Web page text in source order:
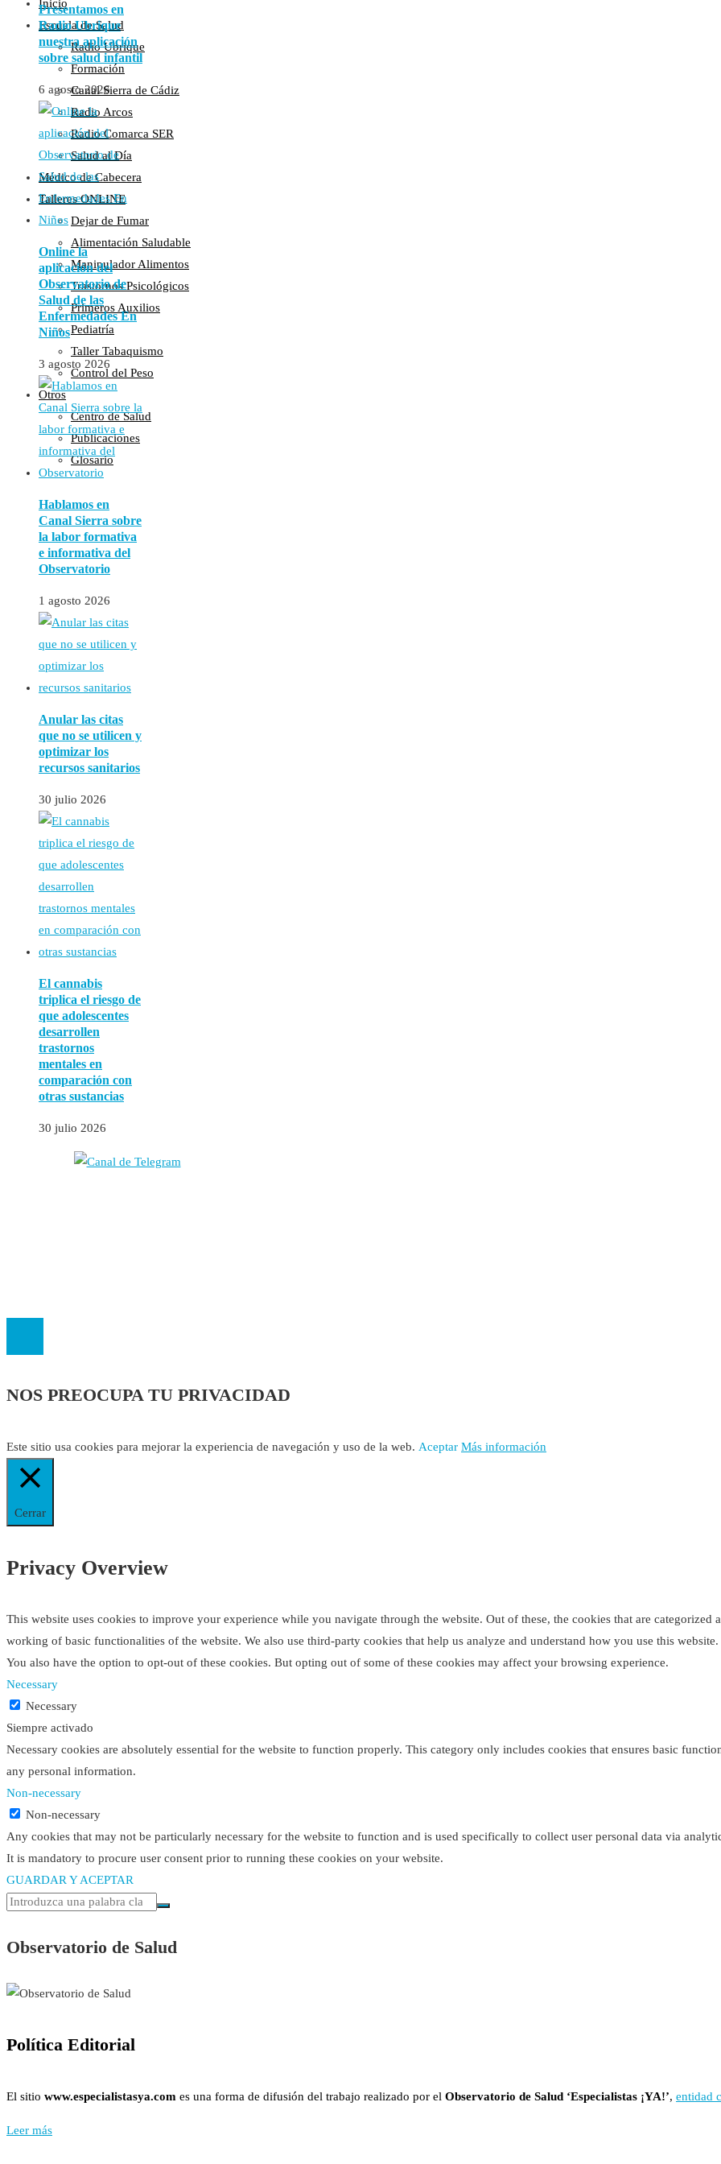
Inicio
Escuela de Salud
Radio Ubrique
Formación
Canal Sierra de Cádiz
Radio Arcos
Radio Comarca SER
Salud al Día
Médico de Cabecera
Talleres ONLINE
Dejar de Fumar
Alimentación Saludable
Manipulador Alimentos
Trastornos Psicológicos
Primeros Auxilios
Pediatría
Taller Tabaquismo
Control del Peso
Otros
Centro de Salud
Publicaciones
Glosario
Presentamos en
Radio Ubrique
nuestra aplicación
sobre salud infantil
6 agosto 2026
Online la
aplicación del
Observatorio de
Salud de las
Enfermedades En
Niños
3 agosto 2026
Hablamos en
Canal Sierra sobre
la labor formativa
e informativa del
Observatorio
1 agosto 2026
Anular las citas
que no se utilicen y
optimizar los
recursos sanitarios
30 julio 2026
El cannabis
triplica el riesgo de
que adolescentes
desarrollen
trastornos
mentales en
comparación con
otras sustancias
30 julio 2026
NOS PREOCUPA TU PRIVACIDAD
Este sitio usa cookies para mejorar la experiencia de navegación y uso de la web. Aceptar Más información
Cerrar
Privacy Overview
This website uses cookies to improve your experience while you navigate through the website. Out of these, the cookies that are categorized
working of basic functionalities of the website. We also use third-party cookies that help us analyze and understand how you use this
You also have the option to opt-out of these cookies. But opting out of some of these cookies may affect your browsing experience.
Necessary
Necessary
Siempre activado
Necessary cookies are absolutely essential for the website to function properly. This category only includes cookies that ensures basic
any personal information.
Non-necessary
Non-necessary
Any cookies that may not be particularly necessary for the website to function and is used specifically to collect user personal data via
It is mandatory to procure user consent prior to running these cookies on your website.
GUARDAR Y ACEPTAR
Observatorio de Salud
Política Editorial
El sitio www.especialistasya.com es una forma de difusión del trabajo realizado por el Observatorio de Salud ‘Especialistas ¡YA!’, entidad
Leer más